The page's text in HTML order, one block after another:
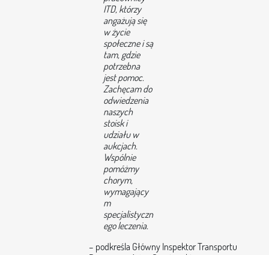
ITD, którzy
angażują się
w życie
społeczne i są
tam, gdzie
potrzebna
jest pomoc.
Zachęcam do
odwiedzenia
naszych
stoisk i
udziału w
aukcjach.
Wspólnie
pomóżmy
chorym,
wymagający
m
specjalistyczn
ego leczenia.
– podkreśla Główny Inspektor Transportu